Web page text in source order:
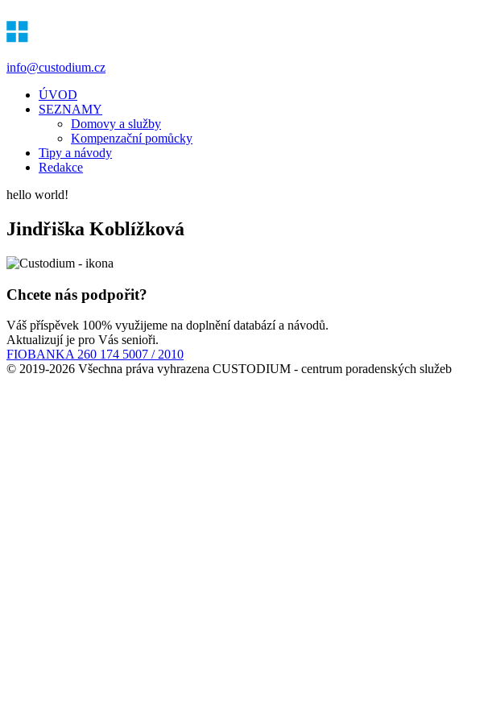
info@custodium.cz
ÚVOD
SEZNAMY
Domovy a služby
Kompenzační pomůcky
Tipy a návody
Redakce
hello world!
Jindřiška Koblížková
Chcete nás podpořit?
Váš příspěvek 100% využijeme na doplnění databází a návodů.
Aktualizují je pro Vás senioři.
FIOBANKA 260 174 5007 / 2010
© 2019-2026 Všechna práva vyhrazena CUSTODIUM - centrum poradenských služeb